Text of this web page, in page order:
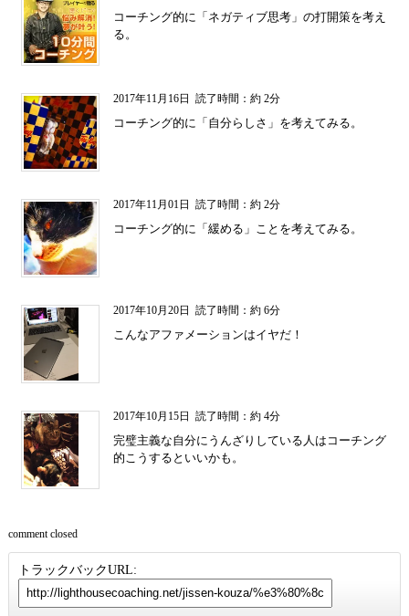
コーチング的に「ネガティブ思考」の打開策を考え
る。
2017年11月16日 読了時間：約 2分
コーチング的に「自分らしさ」を考えてみる。
2017年11月01日 読了時間：約 2分
コーチング的に「緩める」ことを考えてみる。
2017年10月20日 読了時間：約 6分
こんなアファメーションはイヤだ！
2017年10月15日 読了時間：約 4分
完璧主義な自分にうんざりしている人はコーチング
的こうするといいかも。
comment closed
トラックバックURL: